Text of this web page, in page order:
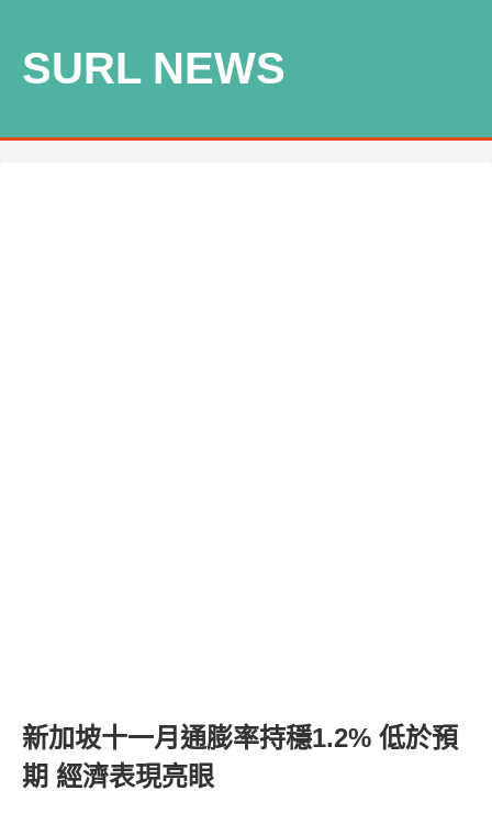
SURL NEWS
新加坡十一月通膨率持穩1.2% 低於預
期 經濟表現亮眼